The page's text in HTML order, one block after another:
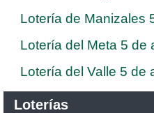
Lotería de Manizales
Lotería del Meta 5 de
Lotería del Valle 5 de
Loterías